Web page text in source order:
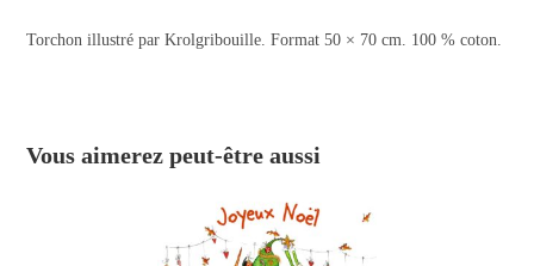
Torchon illustré par Krolgribouille. Format 50 × 70 cm. 100 % coton.
Vous aimerez peut-être aussi